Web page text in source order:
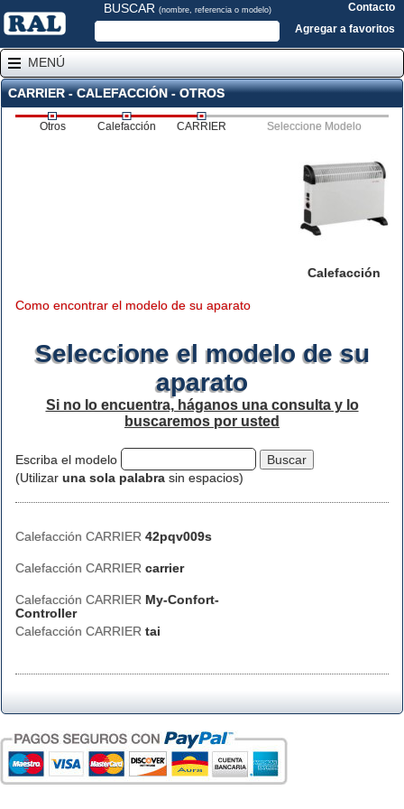
BUSCAR (nombre, referencia o modelo)
Contacto
Agregar a favoritos
MENÚ
CARRIER - CALEFACCIÓN - OTROS
Otros Calefacción CARRIER Seleccione Modelo
Calefacción
Como encontrar el modelo de su aparato
Seleccione el modelo de su
aparato
Si no lo encuentra, háganos una consulta y lo
buscaremos por usted
Escriba el modelo
(Utilizar una sola palabra sin espacios)
Calefacción CARRIER 42pqv009s
Calefacción CARRIER carrier
Calefacción CARRIER My-Confort-
Controller
Calefacción CARRIER tai